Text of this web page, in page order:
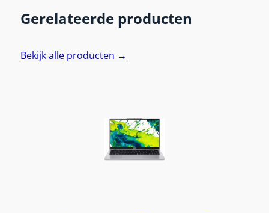
Gerelateerde producten
Bekijk alle producten →